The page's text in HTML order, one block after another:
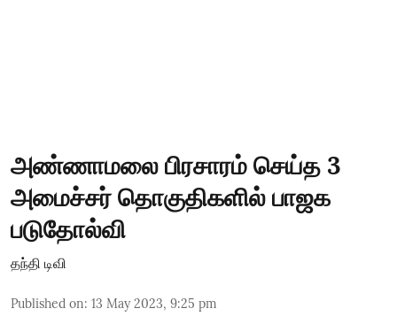
அண்ணாமலை பிரசாரம் செய்த 3
அமைச்சர் தொகுதிகளில் பாஜக
படுதோல்வி
தந்தி டிவி
Published on: 13 May 2023, 9:25 pm